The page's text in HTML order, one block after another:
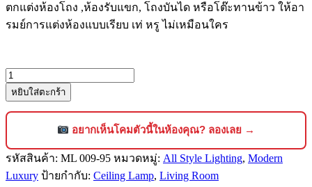
ตกแต่งห้องโถง ,ห้องรับแขก, โถงบันได หรือโต๊ะทานข้าว ให้อา
รมย์การแต่งห้องแบบเรียบ เท่ หรู ไม่เหมือนใคร
จำนวน
โคม
ไฟ
ติด
เพดาน
สไตล์
หยิบใส่ตะกร้า
อยากเห็นโคมตัวนี้ในห้องคุณ? ลองเลย →
รหัสสินค้า: ML 009-95 หมวดหมู่: All Style Lighting, Modern
Luxury ป้ายกำกับ: Ceiling Lamp, Living Room